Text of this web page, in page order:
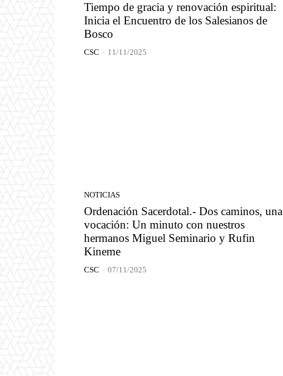
Tiempo de gracia y renovación espiritual:
Inicia el Encuentro de los Salesianos de
Bosco
CSC - 11/11/2025
NOTICIAS
Ordenación Sacerdotal.- Dos caminos, una
vocación: Un minuto con nuestros
hermanos Miguel Seminario y Rufin
Kineme
CSC - 07/11/2025